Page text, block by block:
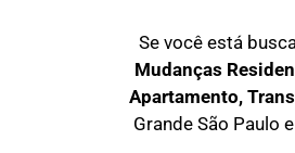
Se você está
Mudanças
Apartamento,
Grande São Paulo